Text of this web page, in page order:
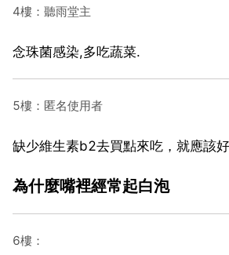
4樓：聽雨堂主
念珠菌感染,多吃蔬菜.
5樓：匿名使用者
缺少維生素b2去買點來吃，就應該
為什麼嘴裡經常起白泡
6樓：